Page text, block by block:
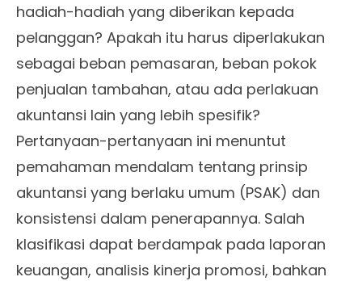
hadiah-hadiah yang diberikan kepada
pelanggan? Apakah itu harus diperlakukan
sebagai beban pemasaran, beban pokok
penjualan tambahan, atau ada perlakuan
akuntansi lain yang lebih spesifik?
Pertanyaan-pertanyaan ini menuntut
pemahaman mendalam tentang prinsip
akuntansi yang berlaku umum (PSAK) dan
konsistensi dalam penerapannya. Salah
klasifikasi dapat berdampak pada laporan
keuangan, analisis kinerja promosi, bahkan